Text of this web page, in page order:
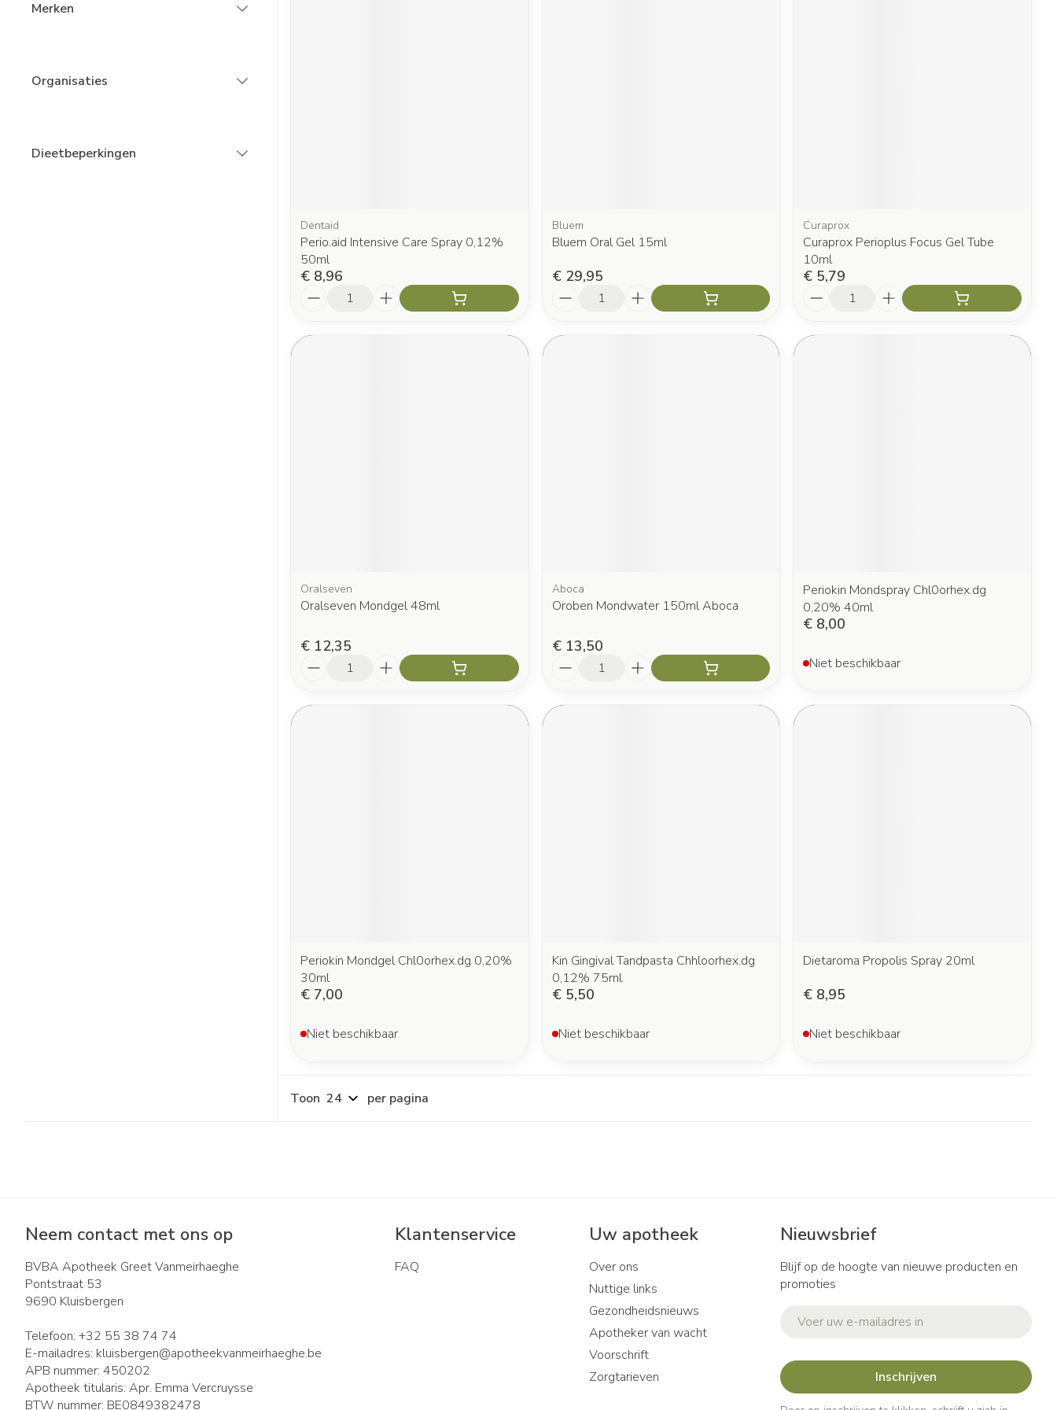
Merken
Organisaties
Dieetbeperkingen
Dentaid
Perio.aid Intensive Care Spray 0,12%
50ml
€ 8,96
Bluem
Bluem Oral Gel 15ml
€ 29,95
Curaprox
Curaprox Perioplus Focus Gel Tube
10ml
€ 5,79
Oralseven
Oralseven Mondgel 48ml
€ 12,35
Aboca
Oroben Mondwater 150ml Aboca
€ 13,50
Periokin Mondspray Chl0orhex.dg
0,20% 40ml
€ 8,00
Niet beschikbaar
Periokin Mondgel Chl0orhex.dg 0,20%
30ml
€ 7,00
Niet beschikbaar
Kin Gingival Tandpasta Chhloorhex.dg
0,12% 75ml
€ 5,50
Niet beschikbaar
Dietaroma Propolis Spray 20ml
€ 8,95
Niet beschikbaar
Toon per pagina
Neem contact met ons op
BVBA Apotheek Greet Vanmeirhaeghe
Pontstraat 53
9690 Kluisbergen
Telefoon: +32 55 38 74 74
E-mailadres: kluisbergen@apotheekvanmeirhaeghe.be
APB nummer: 450202
Apotheek titularis: Apr. Emma Vercruysse
BTW nummer: BE0849382478
Klantenservice
FAQ
Uw apotheek
Over ons
Nuttige links
Gezondheidsnieuws
Apotheker van wacht
Voorschrift
Zorgtarieven
Nieuwsbrief
Blijf op de hoogte van nieuwe producten en
promoties
Inschrijven